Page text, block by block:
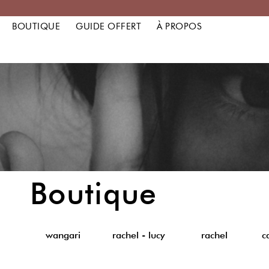
BOUTIQUE GUIDE OFFERT À PROPOS
Boutique
wangari rachel - lucy rachel